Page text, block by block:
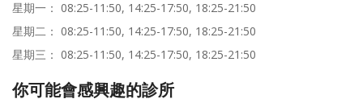
星期一： 08:25-11:50, 14:25-17:50, 18:25-21:50
星期二： 08:25-11:50, 14:25-17:50, 18:25-21:50
星期三： 08:25-11:50, 14:25-17:50, 18:25-21:50
你可能會感興趣的診所